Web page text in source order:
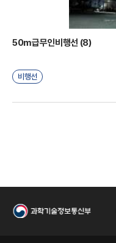
원
50m급무인비행선 (8)
비행선